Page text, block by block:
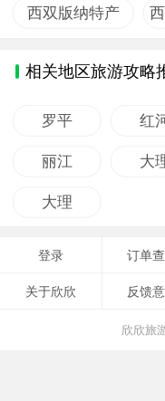
西双版纳特产
相关地区旅游攻略
罗平 红
丽江 大
大理
登录 订单
关于欣欣 反馈
欣欣旅